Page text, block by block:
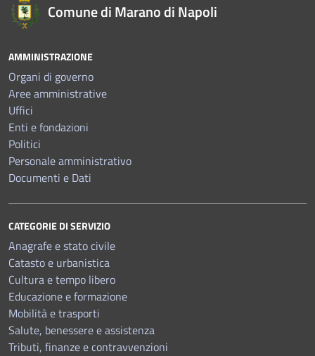
Comune di Marano di Napoli
AMMINISTRAZIONE
Organi di governo
Aree amministrative
Uffici
Enti e fondazioni
Politici
Personale amministrativo
Documenti e Dati
CATEGORIE DI SERVIZIO
Anagrafe e stato civile
Catasto e urbanistica
Cultura e tempo libero
Educazione e formazione
Mobilità e trasporti
Salute, benessere e assistenza
Tributi, finanze e contravvenzioni